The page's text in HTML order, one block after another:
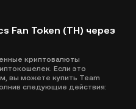
Fan Token (TH) через
криптовалюты
Если это
вы можете купить Team
следующие действия: